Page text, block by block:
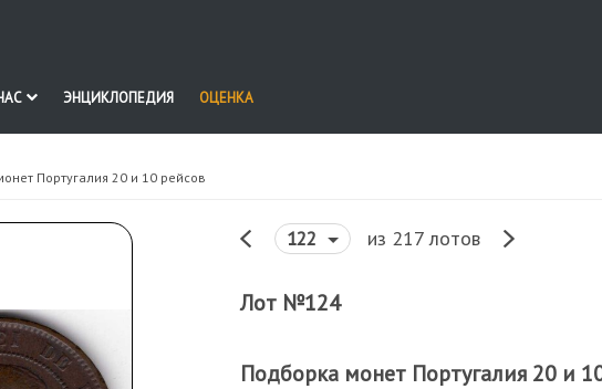
ЭНЦИКЛОПЕДИЯ ОЦЕНКА
Португалия 20 и 10 рейсов
122 из 217 лотов
Лот №124
Подборка монет Португалия 20 и